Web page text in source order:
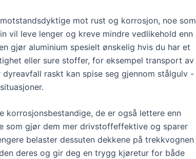
mot rust og korrosjon, noe som
vil leve lenger og kreve mindre vedlikehold enn
gjør aluminium spesielt ønskelig hvis du har et
eller sure stoffer, for eksempel transport av
raskt kan spise seg gjennom stålgulv -
korrosjonsbestandige, de er også lettere enn
som gjør dem mer drivstoffeffektive og sparer
belaster dessuten dekkene på trekkvognen
deres og gir deg en trygg kjøretur for både